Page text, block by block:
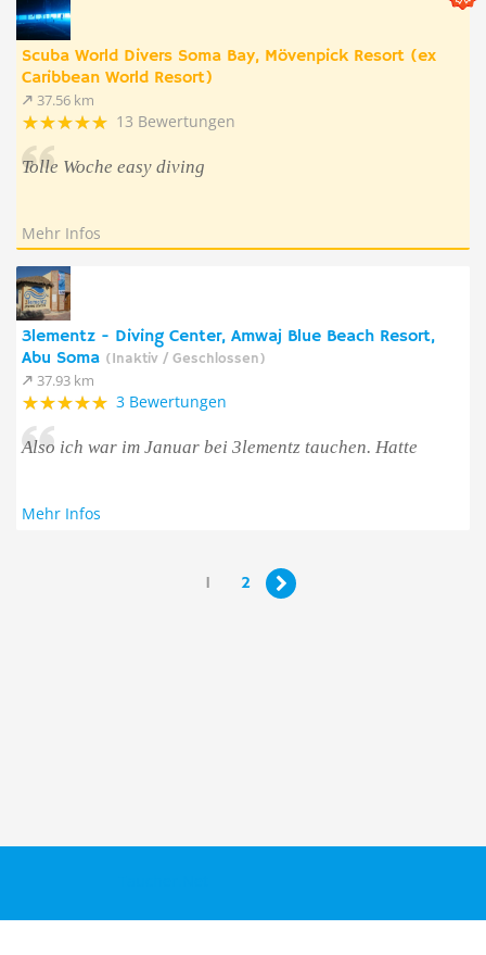
Scuba World Divers Soma Bay, Mövenpick Resort (ex
Caribbean World Resort)
37.56 km
13 Bewertungen
Tolle Woche easy diving
Mehr Infos
3lementz - Diving Center, Amwaj Blue Beach Resort,
Abu Soma (Inaktiv / Geschlossen)
37.93 km
3 Bewertungen
Also ich war im Januar bei 3lementz tauchen. Hatte
Mehr Infos
1 2 